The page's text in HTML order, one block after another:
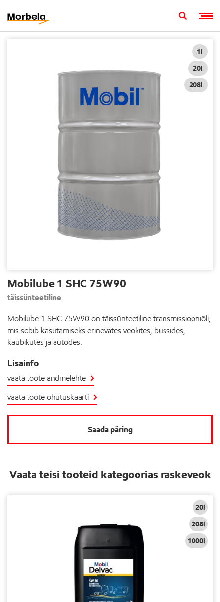
1l
20l
208l
Mobilube 1 SHC 75W90
täissünteetiline
Mobilube 1 SHC 75W90 on täissünteetiline transmissiooniõli,
mis sobib kasutamiseks erinevates veokites, bussides,
kaubikutes ja autodes.
Lisainfo
vaata toote andmelehte
vaata toote ohutuskaarti
Saada päring
Vaata teisi tooteid kategoorias raskeveok
20l
208l
1000l